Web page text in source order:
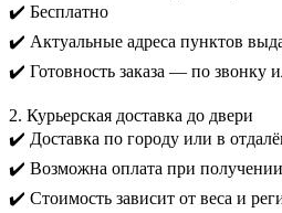
✔️ Бесплатно
✔️ Актуальные адреса пунктов
✔️ Готовность заказа — по звонку
2. Курьерская доставка до двери
✔️ Доставка по городу или в
✔️ Возможна оплата при получении
✔️ Стоимость зависит от веса и